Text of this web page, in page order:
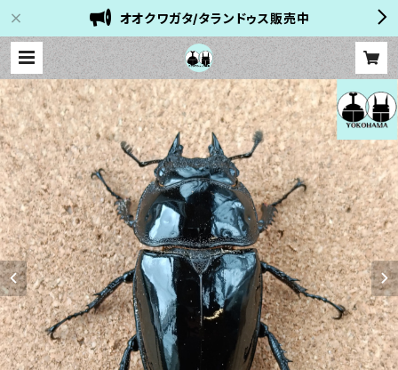
オオクワガタ/タランドゥス販売中